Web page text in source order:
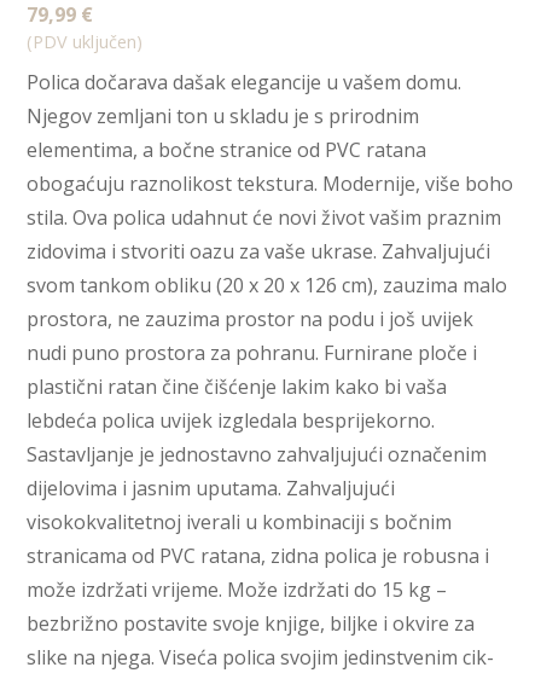
79,99 €
(PDV uključen)
Polica dočarava dašak elegancije u vašem domu.
Njegov zemljani ton u skladu je s prirodnim
elementima, a bočne stranice od PVC ratana
obogaćuju raznolikost tekstura. Modernije, više boho
stila. Ova polica udahnut će novi život vašim praznim
zidovima i stvoriti oazu za vaše ukrase. Zahvaljujući
svom tankom obliku (20 x 20 x 126 cm), zauzima malo
prostora, ne zauzima prostor na podu i još uvijek
nudi puno prostora za pohranu. Furnirane ploče i
plastični ratan čine čišćenje lakim kako bi vaša
lebdeća polica uvijek izgledala besprijekorno.
Sastavljanje je jednostavno zahvaljujući označenim
dijelovima i jasnim uputama. Zahvaljujući
visokokvalitetnoj iverali u kombinaciji s bočnim
stranicama od PVC ratana, zidna polica je robusna i
može izdržati vrijeme. Može izdržati do 15 kg –
bezbrižno postavite svoje knjige, biljke i okvire za
slike na njega. Viseća polica svojim jedinstvenim cik-